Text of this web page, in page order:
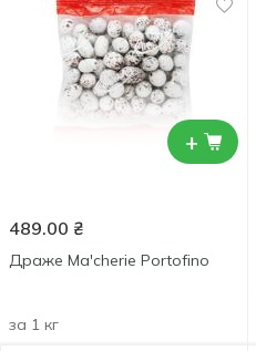
+
489.00 ₴
Драже Ma'cherie Portofino
за 1 кг